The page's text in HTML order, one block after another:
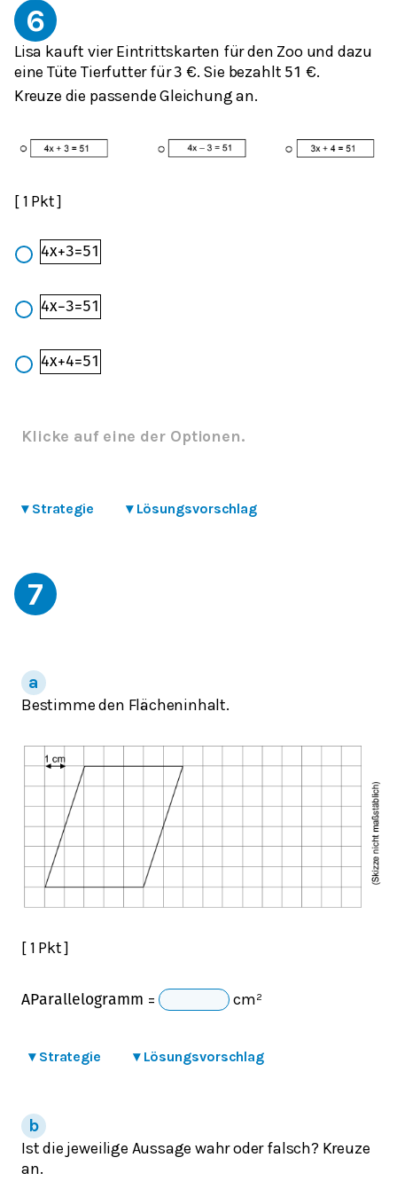
6
Lisa kauft vier Eintrittskarten für den Zoo und dazu
eine Tüte Tierfutter für3 €. Sie bezahlt 51 €.
Kreuze die passende Gleichung an.
[ 1 Pkt ]
4x+3=51
4x−3=51
4x+4=51
Klicke auf eine der Optionen.
▾ Strategie ▾ Lösungsvorschlag
7
Bestimme den Flächeninhalt.
[ 1 Pkt ]
AParallelogramm = cm²
▾ Strategie ▾ Lösungsvorschlag
Ist die jeweilige Aussage wahr oder falsch? Kreuze
an.